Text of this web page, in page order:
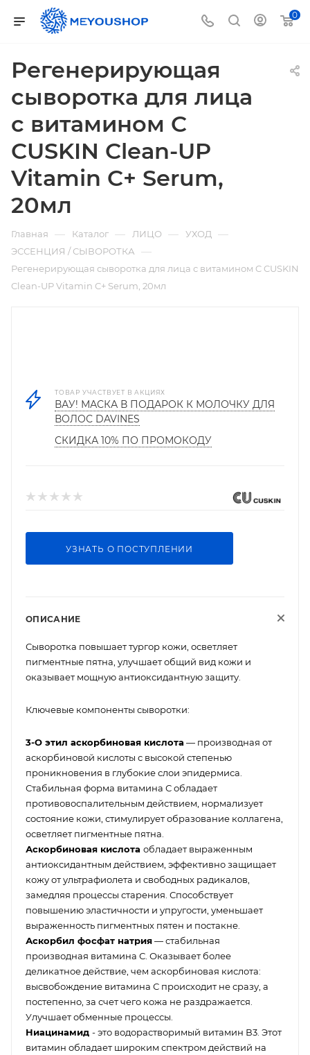
0
Регенерирующая
сыворотка для лица
с витамином C
CUSKIN Clean-UP
Vitamin C+ Serum,
20мл
Главная — Каталог — ЛИЦО — УХОД —
ЭССЕНЦИЯ / СЫВОРОТКА —
Регенерирующая сыворотка для лица с витамином C CUSKIN
Clean-UP Vitamin C+ Serum, 20мл
ТОВАР УЧАСТВУЕТ В АКЦИЯХ
ВАУ! МАСКА В ПОДАРОК К МОЛОЧКУ ДЛЯ
ВОЛОС DAVINES
СКИДКА 10% ПО ПРОМОКОДУ
УЗНАТЬ О ПОСТУПЛЕНИИ
ОПИСАНИЕ
Сыворотка повышает тургор кожи, осветляет
пигментные пятна, улучшает общий вид кожи и
оказывает мощную антиоксидантную защиту.
Ключевые компоненты сыворотки:
3-О этил аскорбиновая кислота — производная от
аскорбиновой кислоты с высокой степенью
проникновения в глубокие слои эпидермиса.
Стабильная форма витамина С обладает
противовоспалительным действием, нормализует
состояние кожи, стимулирует образование коллагена,
осветляет пигментные пятна.
Аскорбиновая кислота обладает выраженным
антиоксидантным действием, эффективно защищает
кожу от ультрафиолета и свободных радикалов,
замедляя процессы старения. Способствует
повышению эластичности и упругости, уменьшает
выраженность пигментных пятен и постакне.
Аскорбил фосфат натрия— стабильная
производная витамина С. Оказывает более
деликатное действие, чем аскорбиновая кислота:
высвобождение витамина С происходит не сразу, а
постепенно, за счет чего кожа не раздражается.
Улучшает обменные процессы.
Ниацинамид - это водорастворимый витамин В3. Этот
витамин обладает широким спектром действий на